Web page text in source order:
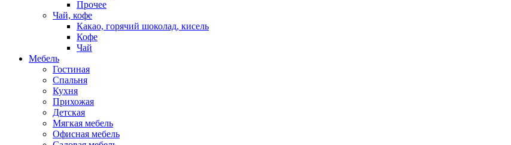
Прочее
Чай, кофе
Какао, горячий шоколад, кисель
Кофе
Чай
Мебель
Гостиная
Спальня
Кухня
Прихожая
Детская
Мягкая мебель
Офисная мебель